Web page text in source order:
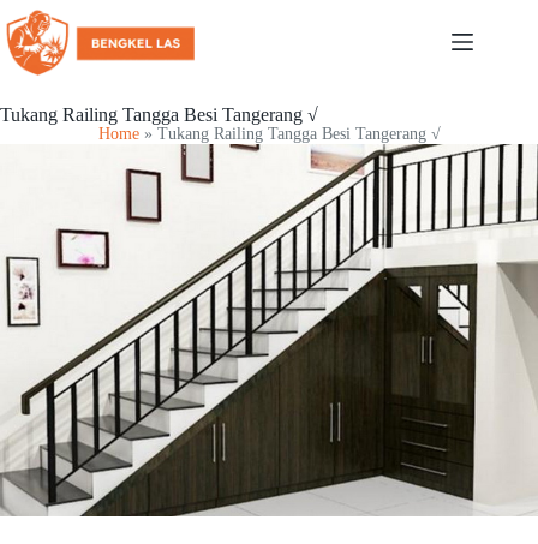
Tukang Railing Tangga Besi Tangerang √
Home» Tukang Railing Tangga Besi Tangerang √